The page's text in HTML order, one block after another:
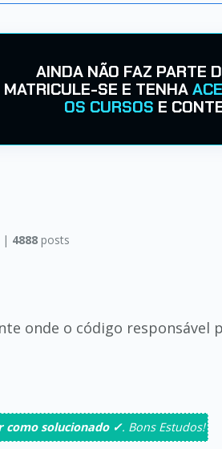
AINDA NÃO FAZ PARTE
MATRICULE-SE E TENHA
OS CURSOS E
| 4888 posts
onde o código responsável
como solucionado ✓. Bons Estudos!